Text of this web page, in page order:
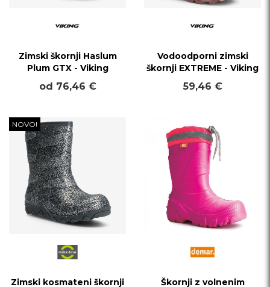
Zimski škornji Haslum
Plum GTX - Viking
od 76,46 €
Vodoodporni zimski
škornji EXTREME - Viking
59,46 €
NOVO!
Zimski kosmateni škornji
Škornji z volnenim